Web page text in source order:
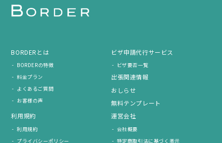
BORDERとは
BORDERの特徴
料金プラン
よくあるご質問
お客様の声
ビザ申請代行サービス
ビザ要否一覧
出張関連情報
おしらせ
無料テンプレート
利用規約
利用規約
プライバシーポリシー
運営会社
会社概要
特定商取引法に基づく表示